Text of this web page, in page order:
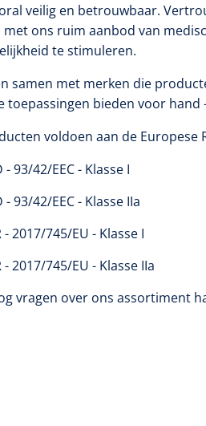
veilig en betrouwbaar.
ons ruim aanbod van
te stimuleren.
samen met merken die
toepassingen bieden voor hand
voldoen aan de Europese
- 93/42/EEC - Klasse I
- 93/42/EEC - Klasse IIa
- 2017/745/EU - Klasse I
- 2017/745/EU - Klasse IIa
vragen over ons assortiment